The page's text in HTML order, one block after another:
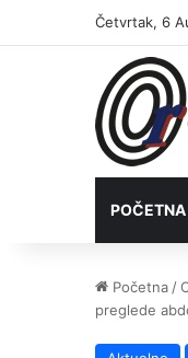
Četvrtak, 6
POČETNA
Početna /
preglede